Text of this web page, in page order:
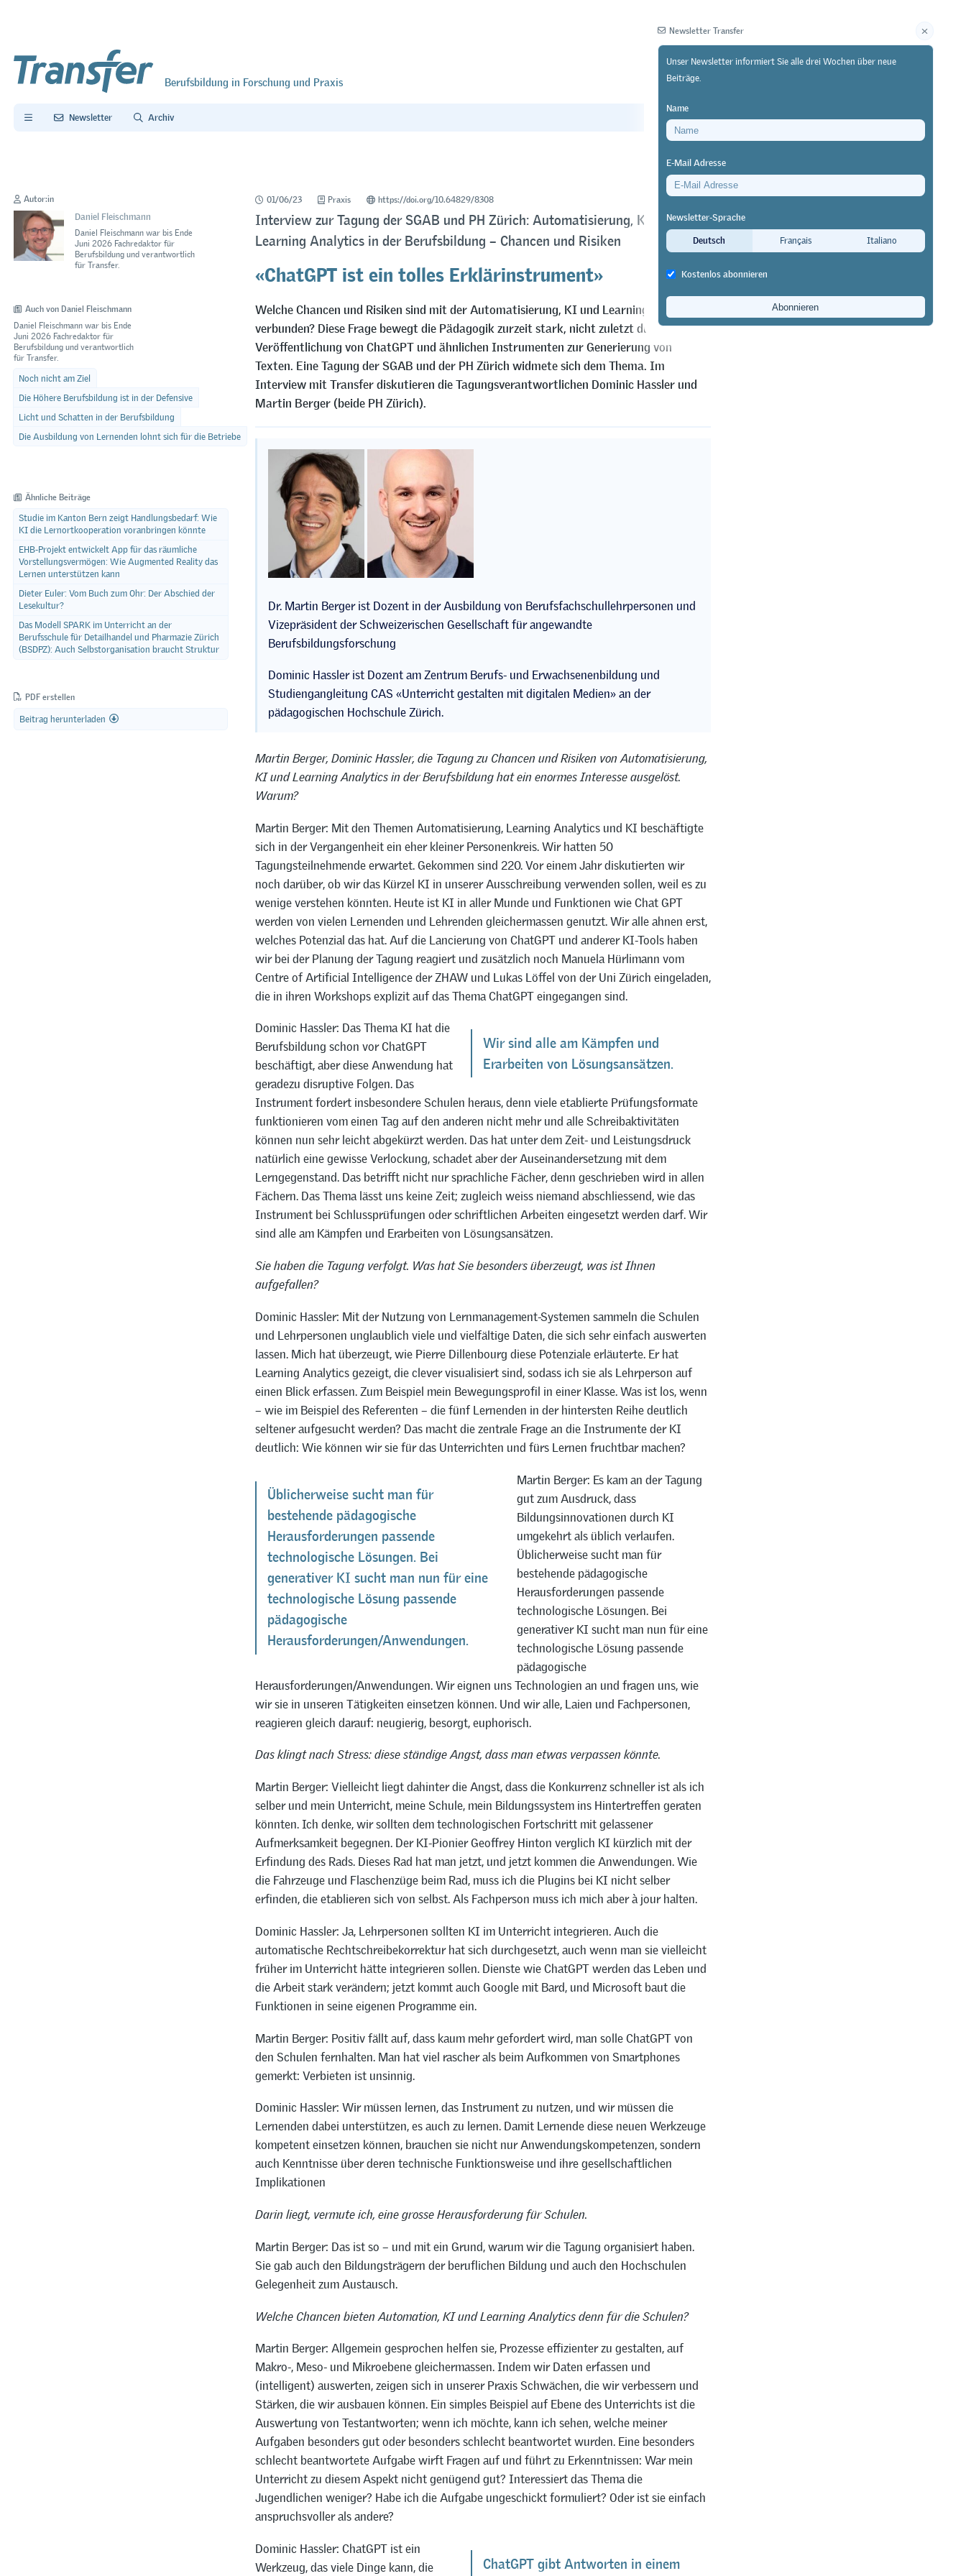
Berufsbildung in Forschung und Praxis
Newsletter Archiv
Autor:in
Daniel Fleischmann
Daniel Fleischmann war bis Ende
Juni 2026 Fachredaktor für
Berufsbildung und verantwortlich
für Transfer.
Auch von Daniel Fleischmann
Daniel Fleischmann war bis Ende
Juni 2026 Fachredaktor für
Berufsbildung und verantwortlich
für Transfer.
Noch nicht am Ziel
Die Höhere Berufsbildung ist in der Defensive
Licht und Schatten in der Berufsbildung
Die Ausbildung von Lernenden lohnt sich für die Betriebe
Ähnliche Beiträge
Studie im Kanton Bern zeigt Handlungsbedarf: Wie
KI die Lernortkooperation voranbringen könnte
EHB-Projekt entwickelt App für das räumliche
Vorstellungsvermögen: Wie Augmented Reality das
Lernen unterstützen kann
Dieter Euler: Vom Buch zum Ohr: Der Abschied der
Lesekultur?
Das Modell SPARK im Unterricht an der
Berufsschule für Detailhandel und Pharmazie Zürich
(BSDPZ): Auch Selbstorganisation braucht Struktur
PDF erstellen
Beitrag herunterladen
01/06/23 Praxis https://doi.org/10.64829/8308
Interview zur Tagung der SGAB und PH Zürich: Automatisierung, KI und
Learning Analytics in der Berufsbildung – Chancen und Risiken
«ChatGPT ist ein tolles Erklärinstrument»
Welche Chancen und Risiken sind mit der Automatisierung, KI und Learning Analytics
verbunden? Diese Frage bewegt die Pädagogik zurzeit stark, nicht zuletzt durch die
Veröffentlichung von ChatGPT und ähnlichen Instrumenten zur Generierung von
Texten. Eine Tagung der SGAB und der PH Zürich widmete sich dem Thema. Im
Interview mit Transfer diskutieren die Tagungsverantwortlichen Dominic Hassler und
Martin Berger (beide PH Zürich).
Dr. Martin Berger ist Dozent in der Ausbildung von Berufsfachschullehrpersonen und
Vizepräsident der Schweizerischen Gesellschaft für angewandte
Berufsbildungsforschung
Dominic Hassler ist Dozent am Zentrum Berufs- und Erwachsenenbildung und
Studiengangleitung CAS «Unterricht gestalten mit digitalen Medien» an der
pädagogischen Hochschule Zürich.
Martin Berger, Dominic Hassler, die Tagung zu Chancen und Risiken von Automatisierung,
KI und Learning Analytics in der Berufsbildung hat ein enormes Interesse ausgelöst.
Warum?
Martin Berger: Mit den Themen Automatisierung, Learning Analytics und KI beschäftigte
sich in der Vergangenheit ein eher kleiner Personenkreis. Wir hatten 50
Tagungsteilnehmende erwartet. Gekommen sind 220. Vor einem Jahr diskutierten wir
noch darüber, ob wir das Kürzel KI in unserer Ausschreibung verwenden sollen, weil es zu
wenige verstehen könnten. Heute ist KI in aller Munde und Funktionen wie Chat GPT
werden von vielen Lernenden und Lehrenden gleichermassen genutzt. Wir alle ahnen erst,
welches Potenzial das hat. Auf die Lancierung von ChatGPT und anderer KI-Tools haben
wir bei der Planung der Tagung reagiert und zusätzlich noch Manuela Hürlimann vom
Centre of Artificial Intelligence der ZHAW und Lukas Löffel von der Uni Zürich eingeladen,
die in ihren Workshops explizit auf das Thema ChatGPT eingegangen sind.
Wir sind alle am Kämpfen und
Erarbeiten von Lösungsansätzen.
Dominic Hassler: Das Thema KI hat die
Berufsbildung schon vor ChatGPT
beschäftigt, aber diese Anwendung hat
geradezu disruptive Folgen. Das
Instrument fordert insbesondere Schulen heraus, denn viele etablierte Prüfungsformate
funktionieren vom einen Tag auf den anderen nicht mehr und alle Schreibaktivitäten
können nun sehr leicht abgekürzt werden. Das hat unter dem Zeit- und Leistungsdruck
natürlich eine gewisse Verlockung, schadet aber der Auseinandersetzung mit dem
Lerngegenstand. Das betrifft nicht nur sprachliche Fächer, denn geschrieben wird in allen
Fächern. Das Thema lässt uns keine Zeit; zugleich weiss niemand abschliessend, wie das
Instrument bei Schlussprüfungen oder schriftlichen Arbeiten eingesetzt werden darf. Wir
sind alle am Kämpfen und Erarbeiten von Lösungsansätzen.
Sie haben die Tagung verfolgt. Was hat Sie besonders überzeugt, was ist Ihnen
aufgefallen?
Dominic Hassler: Mit der Nutzung von Lernmanagement-Systemen sammeln die Schulen
und Lehrpersonen unglaublich viele und vielfältige Daten, die sich sehr einfach auswerten
lassen. Mich hat überzeugt, wie Pierre Dillenbourg diese Potenziale erläuterte. Er hat
Learning Analytics gezeigt, die clever visualisiert sind, sodass ich sie als Lehrperson auf
einen Blick erfassen. Zum Beispiel mein Bewegungsprofil in einer Klasse. Was ist los, wenn
– wie im Beispiel des Referenten – die fünf Lernenden in der hintersten Reihe deutlich
seltener aufgesucht werden? Das macht die zentrale Frage an die Instrumente der KI
deutlich: Wie können wir sie für das Unterrichten und fürs Lernen fruchtbar machen?
Üblicherweise sucht man für
bestehende pädagogische
Herausforderungen passende
technologische Lösungen. Bei
generativer KI sucht man nun für eine
technologische Lösung passende
pädagogische
Herausforderungen/Anwendungen.
Martin Berger: Es kam an der Tagung
gut zum Ausdruck, dass
Bildungsinnovationen durch KI
umgekehrt als üblich verlaufen.
Üblicherweise sucht man für
bestehende pädagogische
Herausforderungen passende
technologische Lösungen. Bei
generativer KI sucht man nun für eine
technologische Lösung passende
pädagogische
Herausforderungen/Anwendungen. Wir eignen uns Technologien an und fragen uns, wie
wir sie in unseren Tätigkeiten einsetzen können. Und wir alle, Laien und Fachpersonen,
reagieren gleich darauf: neugierig, besorgt, euphorisch.
Das klingt nach Stress: diese ständige Angst, dass man etwas verpassen könnte.
Martin Berger: Vielleicht liegt dahinter die Angst, dass die Konkurrenz schneller ist als ich
selber und mein Unterricht, meine Schule, mein Bildungssystem ins Hintertreffen geraten
könnten. Ich denke, wir sollten dem technologischen Fortschritt mit gelassener
Aufmerksamkeit begegnen. Der KI-Pionier Geoffrey Hinton verglich KI kürzlich mit der
Erfindung des Rads. Dieses Rad hat man jetzt, und jetzt kommen die Anwendungen. Wie
die Fahrzeuge und Flaschenzüge beim Rad, muss ich die Plugins bei KI nicht selber
erfinden, die etablieren sich von selbst. Als Fachperson muss ich mich aber à jour halten.
Dominic Hassler: Ja, Lehrpersonen sollten KI im Unterricht integrieren. Auch die
automatische Rechtschreibekorrektur hat sich durchgesetzt, auch wenn man sie vielleicht
früher im Unterricht hätte integrieren sollen. Dienste wie ChatGPT werden das Leben und
die Arbeit stark verändern; jetzt kommt auch Google mit Bard, und Microsoft baut die
Funktionen in seine eigenen Programme ein.
Martin Berger: Positiv fällt auf, dass kaum mehr gefordert wird, man solle ChatGPT von
den Schulen fernhalten. Man hat viel rascher als beim Aufkommen von Smartphones
gemerkt: Verbieten ist unsinnig.
Dominic Hassler: Wir müssen lernen, das Instrument zu nutzen, und wir müssen die
Lernenden dabei unterstützen, es auch zu lernen. Damit Lernende diese neuen Werkzeuge
kompetent einsetzen können, brauchen sie nicht nur Anwendungskompetenzen, sondern
auch Kenntnisse über deren technische Funktionsweise und ihre gesellschaftlichen
Implikationen
Darin liegt, vermute ich, eine grosse Herausforderung für Schulen.
Martin Berger: Das ist so – und mit ein Grund, warum wir die Tagung organisiert haben.
Sie gab auch den Bildungsträgern der beruflichen Bildung und auch den Hochschulen
Gelegenheit zum Austausch.
Welche Chancen bieten Automation, KI und Learning Analytics denn für die Schulen?
Martin Berger: Allgemein gesprochen helfen sie, Prozesse effizienter zu gestalten, auf
Makro-, Meso- und Mikroebene gleichermassen. Indem wir Daten erfassen und
(intelligent) auswerten, zeigen sich in unserer Praxis Schwächen, die wir verbessern und
Stärken, die wir ausbauen können. Ein simples Beispiel auf Ebene des Unterrichts ist die
Auswertung von Testantworten; wenn ich möchte, kann ich sehen, welche meiner
Aufgaben besonders gut oder besonders schlecht beantwortet wurden. Eine besonders
schlecht beantwortete Aufgabe wirft Fragen auf und führt zu Erkenntnissen: War mein
Unterricht zu diesem Aspekt nicht genügend gut? Interessiert das Thema die
Jugendlichen weniger? Habe ich die Aufgabe ungeschickt formuliert? Oder ist sie einfach
anspruchsvoller als andere?
ChatGPT gibt Antworten in einem
Dominic Hassler: ChatGPT ist ein
Werkzeug, das viele Dinge kann, die
Newsletter Transfer
Unser Newsletter informiert Sie alle drei Wochen über neue
Beiträge.
Name
E-Mail Adresse
Newsletter-Sprache
Deutsch
Français Italiano
Kostenlos abonnieren